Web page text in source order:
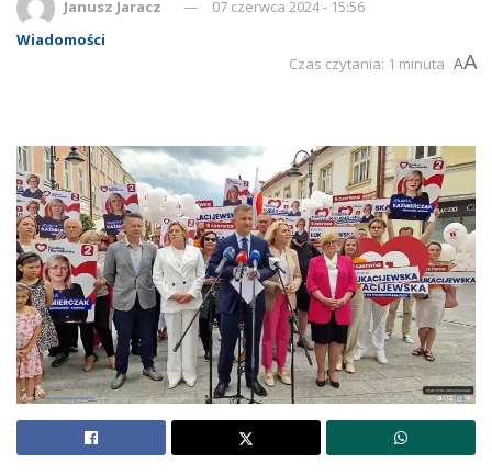
Janusz Jaracz
07 czerwca 2024 - 15:56
Wiadomości
Czas czytania: 1 minuta AA